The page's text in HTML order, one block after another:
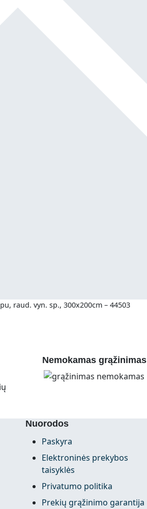
raud. vyn. sp., 300x200cm – 44503
Nemokamas grąžinimas
Nuorodos
Paskyra
Elektroninės prekybos
taisyklės
Privatumo politika
Prekių grąžinimo garantija